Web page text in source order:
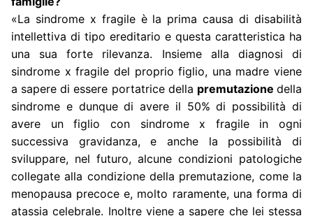
«La sindrome x fragile è la prima causa di disabilità
intellettiva di tipo ereditario e questa caratteristica ha
una sua forte rilevanza. Insieme alla diagnosi di
sindrome x fragile del proprio figlio, una madre viene
a sapere di essere portatrice della premutazionedella
sindrome e dunque di avere il 50% di possibilità di
avere un figlio con sindrome x fragile in ogni
successiva gravidanza, e anche la possibilità di
sviluppare, nel futuro, alcune condizioni patologiche
collegate alla condizione della premutazione, come la
menopausa precoce e, molto raramente, una forma di
atassia celebrale. Inoltre viene a sapere che lei stessa